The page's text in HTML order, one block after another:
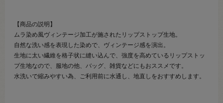
【商品の説明】
ムラ染め風ヴィンテージ加工が施されたリップストップ生地。
自然な洗い感を表現した染めで、ヴィンテージ感を演出。
生地に太い繊維を格子状に縫い込んで、強度を高めているリップストッ
プ生地なので、服地の他、バッグ、雑貨などにもおススメです。
水洗いで縮みやすい為、ご利用前に水通し、地直しをおすすめします。